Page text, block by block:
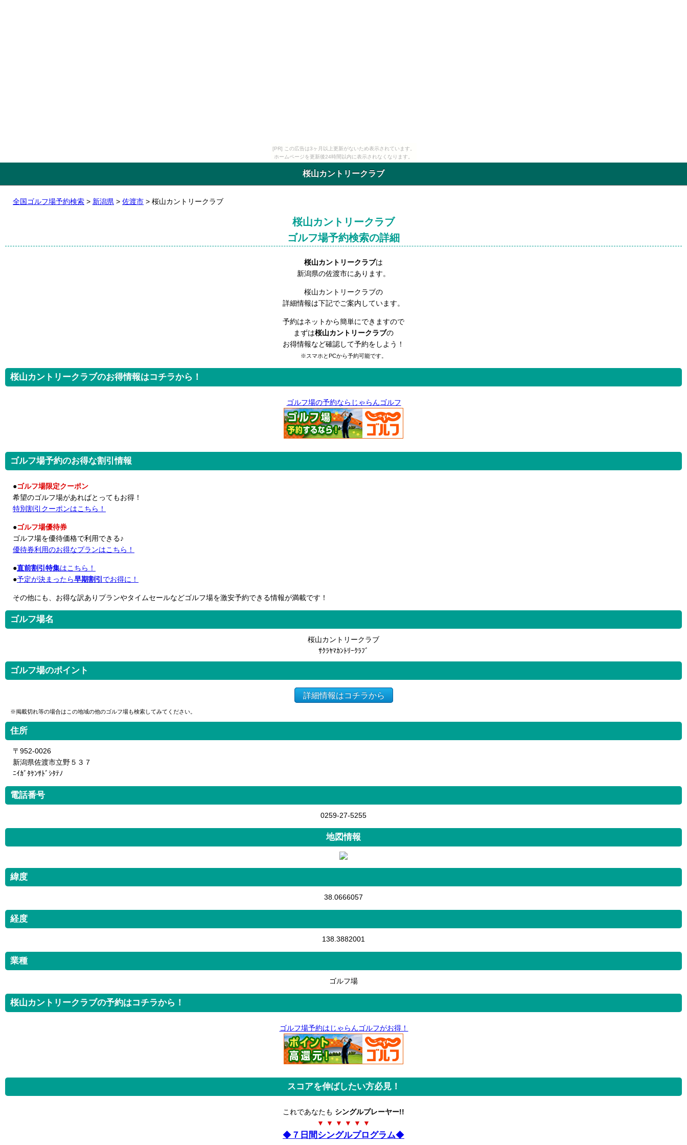
[PR] この広告は3ヶ月以上更新がないため表示されています。
ホームページを更新後24時間以内に表示されなくなります。
桜山カントリークラブ
全国ゴルフ場予約検索 > 新潟県 > 佐渡市 > 桜山カントリークラブ
桜山カントリークラブ
ゴルフ場予約検索の詳細
桜山カントリークラブは
新潟県の佐渡市にあります。
桜山カントリークラブの
詳細情報は下記でご案内しています。
予約はネットから簡単にできますので
まずは桜山カントリークラブの
お得情報など確認して予約をしよう！
※スマホとPCから予約可能です。
桜山カントリークラブのお得情報はコチラから！
ゴルフ場の予約ならじゃらんゴルフ
ゴルフ場予約のお得な割引情報
●ゴルフ場限定クーポン
希望のゴルフ場があればとってもお得！
特別割引クーポンはこちら！
●ゴルフ場優待券
ゴルフ場を優待価格で利用できる♪
優待券利用のお得なプランはこちら！
●直前割引特集はこちら！
●予定が決まったら早期割引 でお得に！
その他にも、お得な訳ありプランやタイムセールなどゴルフ場を激安予約できる情報が満載です！
ゴルフ場名
桜山カントリークラブ
ｻｸﾗﾔﾏｶﾝﾄﾘｰｸﾗﾌﾞ
ゴルフ場のポイント
詳細情報はコチラから
※掲載切れ等の場合はこの地域の他のゴルフ場も検索してみてください。
住所
〒952-0026
新潟県佐渡市立野５３７
ﾆｲｶﾞﾀｹﾝｻﾄﾞｼﾀﾃﾉ
電話番号
0259-27-5255
地図情報
緯度
38.0666057
経度
138.3882001
業種
ゴルフ場
桜山カントリークラブの予約はコチラから！
ゴルフ場予約はじゃらんゴルフがお得！
スコアを伸ばしたい方必見！
これであなたも シングルプレーヤー!!
▼ ▼ ▼ ▼ ▼ ▼
◆ ７日間シングルプログラム◆